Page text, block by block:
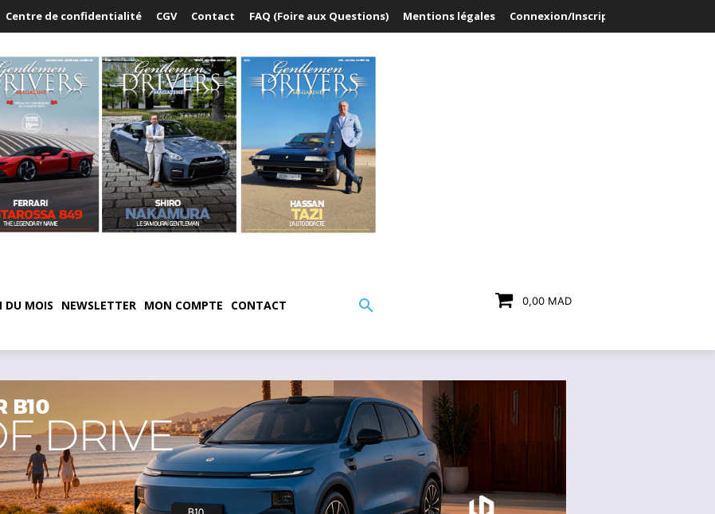
Centre de confidentialité CGV Contact FAQ (Foire aux Questions) Mentions légales Connexion/Inscription
DU MOIS NEWSLETTER MON COMPTE CONTACT 0,00 MAD